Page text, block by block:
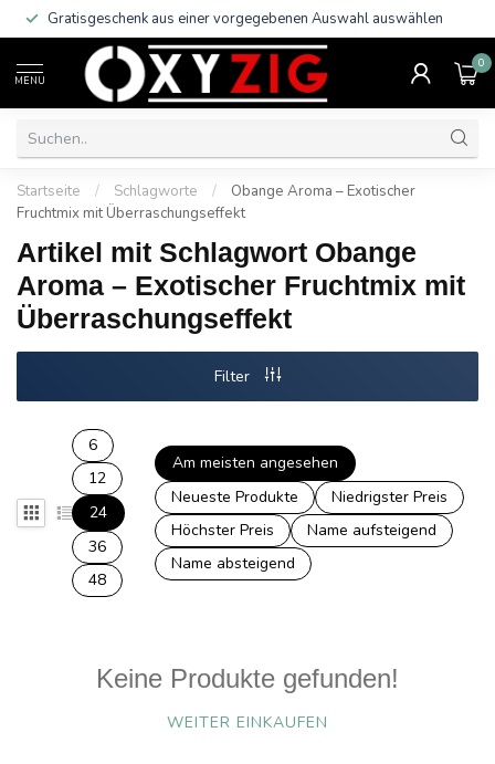
Gratisgeschenk aus einer vorgegebenen Auswahl auswählen
MENU
0
Startseite / Schlagworte /
Obange Aroma – Exotischer
Fruchtmix mit Überraschungseffekt
Artikel mit Schlagwort Obange
Aroma – Exotischer Fruchtmix mit
Überraschungseffekt
Filter
6
12
24
36
48
Am meisten angesehen
Neueste Produkte
Niedrigster Preis
Höchster Preis
Name aufsteigend
Name absteigend
Keine Produkte gefunden!
WEITER EINKAUFEN